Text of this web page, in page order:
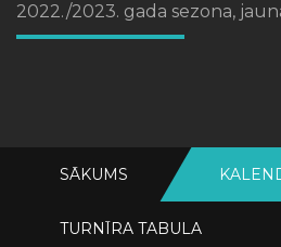
2022./2023. gada sezona,
SĀKUMS
TURNĪRA TABULA